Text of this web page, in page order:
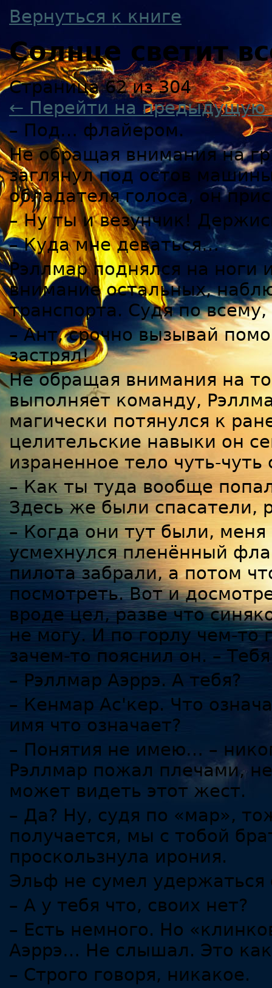
Вернуться к книге
Солнце светит
Страница 62 из 304
← Перейти на предыдущую
– Под… флайером.
Не обращая внимания на
заглянул под остов
обладателя голоса, он
– Ну ты и везунчик!
– Куда мне деваться…
Рэллмар поднялся на ноги
внимание остальных,
транспорта. Судя по
– Ант, срочно вызывай
застрял!
Не обращая внимания на
выполняет команду,
магически потянулся к
целительские навыки он
израненное тело чуть-
– Как ты туда вообще
Здесь же были спасатели,
– Когда они тут были,
усмехнулся пленённый
пилота забрали, а потом
посмотреть. Вот и
вроде цел, разве что
не могу. И по горлу чем-то
зачем-то пояснил он. –
– Рэллмар Аэррэ. А тебя?
– Кенмар Ас'кер. Что
имя что означает?
– Понятия не имею… –
Рэллмар пожал плечами,
может видеть этот жест.
– Да? Ну, судя по «мар»,
получается, мы с тобой
проскользнула ирония.
Эльф не сумел удержаться
– А у тебя что, своих нет?
– Есть немного. Но
Аэррэ… Не слышал. Это
– Строго говоря, никакое.